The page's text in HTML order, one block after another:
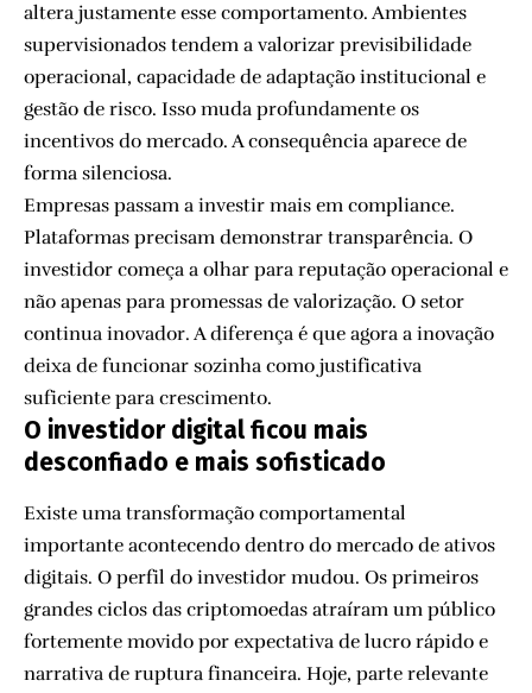
altera justamente esse comportamento. Ambientes
supervisionados tendem a valorizar previsibilidade
operacional, capacidade de adaptação institucional e
gestão de risco. Isso muda profundamente os
incentivos do mercado. A consequência aparece de
forma silenciosa.
Empresas passam a investir mais em compliance.
Plataformas precisam demonstrar transparência. O
investidor começa a olhar para reputação operacional e
não apenas para promessas de valorização. O setor
continua inovador. A diferença é que agora a inovação
deixa de funcionar sozinha como justificativa
suficiente para crescimento.
O investidor digital ficou mais
desconfiado e mais sofisticado
Existe uma transformação comportamental
importante acontecendo dentro do mercado de ativos
digitais. O perfil do investidor mudou. Os primeiros
grandes ciclos das criptomoedas atraíram um público
fortemente movido por expectativa de lucro rápido e
narrativa de ruptura financeira. Hoje, parte relevante